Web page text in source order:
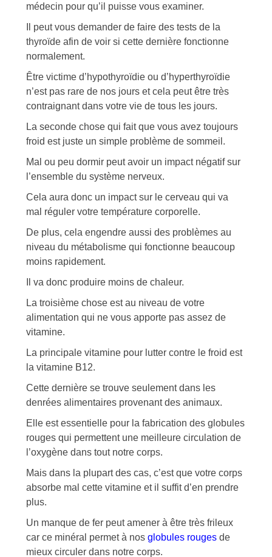
médecin pour qu’il puisse vous examiner.
Il peut vous demander de faire des tests de la
thyroïde afin de voir si cette dernière fonctionne
normalement.
Être victime d’hypothyroïdie ou d’hyperthyroïdie
n’est pas rare de nos jours et cela peut être très
contraignant dans votre vie de tous les jours.
La seconde chose qui fait que vous avez toujours
froid est juste un simple problème de sommeil.
Mal ou peu dormir peut avoir un impact négatif sur
l’ensemble du système nerveux.
Cela aura donc un impact sur le cerveau qui va
mal réguler votre température corporelle.
De plus, cela engendre aussi des problèmes au
niveau du métabolisme qui fonctionne beaucoup
moins rapidement.
Il va donc produire moins de chaleur.
La troisième chose est au niveau de votre
alimentation qui ne vous apporte pas assez de
vitamine.
La principale vitamine pour lutter contre le froid est
la vitamine B12.
Cette dernière se trouve seulement dans les
denrées alimentaires provenant des animaux.
Elle est essentielle pour la fabrication des globules
rouges qui permettent une meilleure circulation de
l’oxygène dans tout notre corps.
Mais dans la plupart des cas, c’est que votre corps
absorbe mal cette vitamine et il suffit d’en prendre
plus.
Un manque de fer peut amener à être très frileux
car ce minéral permet à nosglobules rouges de
mieux circuler dans notre corps.